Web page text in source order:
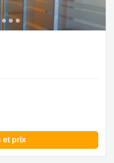
sous Bois, Fontenay
et prix